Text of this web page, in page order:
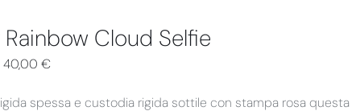
Cloud Selfie
40,00€
spessa e custodia rigida sottile con stampa rosa